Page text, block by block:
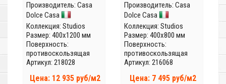
Производитель: Casa
Dolce Casa
Коллекция: Studios
Размер: 400x1200 мм
Поверхность:
противоскользящая
Артикул: 218028
Цена: 12 935 руб/м2
Производитель: Casa
Dolce Casa
Коллекция: Studios
Размер: 400x800 мм
Поверхность:
противоскользящая
Артикул: 216068
Цена: 7 495 руб/м2